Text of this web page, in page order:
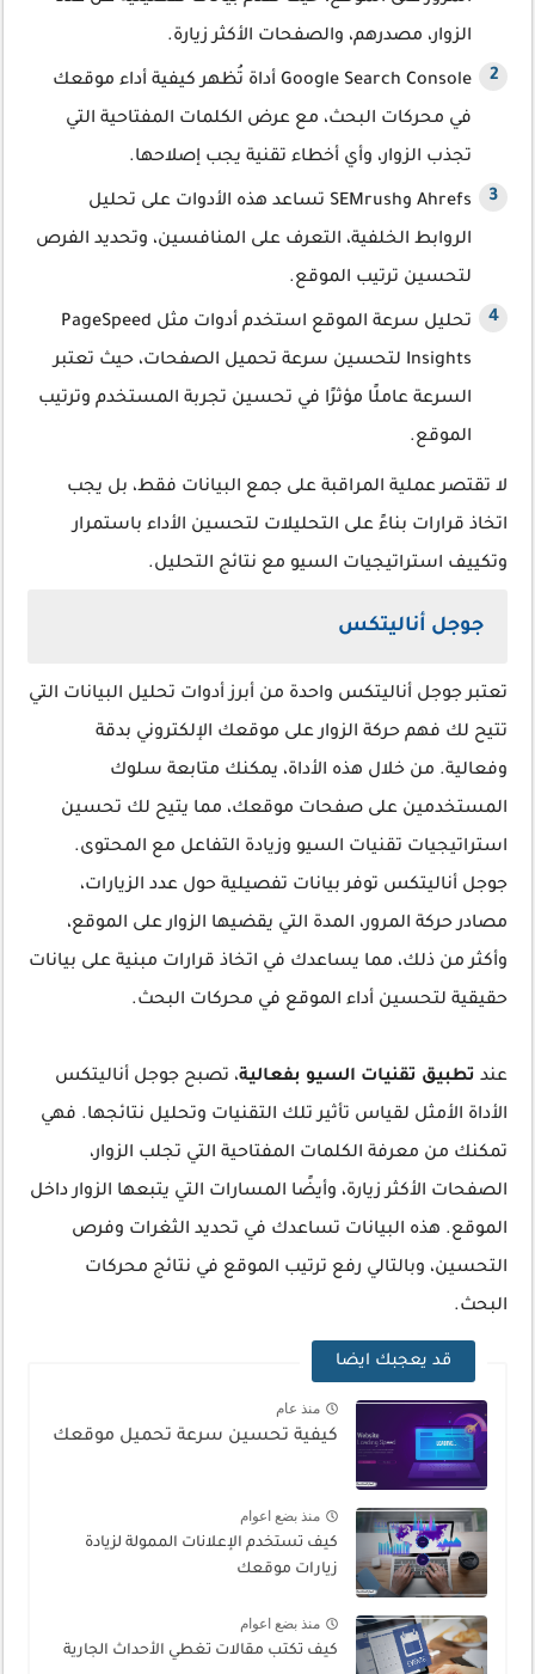
الزوار، مصدرهم، والصفحات الأكثر زيارة.
Google Search Console أداة تُظهر كيفية أداء موقعك
في محركات البحث، مع عرض الكلمات المفتاحية التي
تجذب الزوار، وأي أخطاء تقنية يجب إصلاحها.
Ahrefs وSEMrush تساعد هذه الأدوات على تحليل
الروابط الخلفية، التعرف على المنافسين، وتحديد الفرص
لتحسين ترتيب الموقع.
تحليل سرعة الموقع استخدم أدوات مثل PageSpeed
Insights لتحسين سرعة تحميل الصفحات، حيث تعتبر
السرعة عاملًا مؤثرًا في تحسين تجربة المستخدم وترتيب
الموقع.
لا تقتصر عملية المراقبة على جمع البيانات فقط، بل يجب
اتخاذ قرارات بناءً على التحليلات لتحسين الأداء باستمرار
وتكييف استراتيجيات السيو مع نتائج التحليل.
جوجل أناليتكس
تعتبر جوجل أناليتكس واحدة من أبرز أدوات تحليل البيانات التي
تتيح لك فهم حركة الزوار على موقعك الإلكتروني بدقة
وفعالية. من خلال هذه الأداة، يمكنك متابعة سلوك
المستخدمين على صفحات موقعك، مما يتيح لك تحسين
استراتيجيات تقنيات السيو وزيادة التفاعل مع المحتوى.
جوجل أناليتكس توفر بيانات تفصيلية حول عدد الزيارات،
مصادر حركة المرور، المدة التي يقضيها الزوار على الموقع،
وأكثر من ذلك، مما يساعدك في اتخاذ قرارات مبنية على بيانات
حقيقية لتحسين أداء الموقع في محركات البحث.
عند تطبيق تقنيات السيو بفعالية، تصبح جوجل أناليتكس
الأداة الأمثل لقياس تأثير تلك التقنيات وتحليل نتائجها. فهي
تمكنك من معرفة الكلمات المفتاحية التي تجلب الزوار،
الصفحات الأكثر زيارة، وأيضًا المسارات التي يتبعها الزوار داخل
الموقع. هذه البيانات تساعدك في تحديد الثغرات وفرص
التحسين، وبالتالي رفع ترتيب الموقع في نتائج محركات
البحث.
قد يعجبك ايضا
منذ عام
كيفية تحسين سرعة تحميل موقعك
منذ بضع اعوام
كيف تستخدم الإعلانات الممولة لزيادة
زيارات موقعك
منذ بضع اعوام
كيف تكتب مقالات تغطي الأحداث الجارية